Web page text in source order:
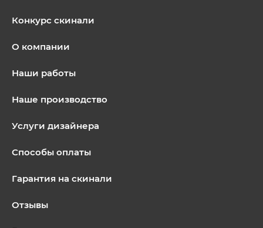
Конкурс скинали
О компании
Наши работы
Наше производство
Услуги дизайнера
Способы оплаты
Гарантия на скинали
Отзывы